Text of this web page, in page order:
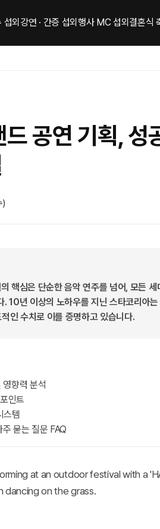
섭외 강연 · 간증 섭외 행사 MC 섭외 결혼식
드 공연 기획,
)
핵심은 단순한 음악 연주를 넘어, 모든
. 10년 이상의 노하우를 지닌 스타코리아
인 수치로 이를 증명하고 있습니다.
향력 분석
인트
스템
묻는 질문 FAQ